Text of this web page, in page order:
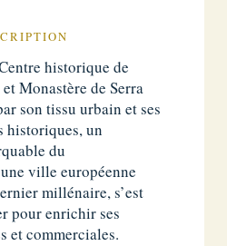
historique de
Monastère de Serra
son tissu urbain et ses
historiques, un
du
ville européenne
millénaire, s’est
pour enrichir ses
et commerciales.